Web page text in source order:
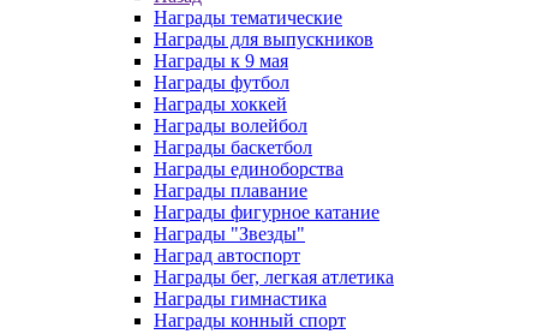
Награды тематические
Награды для выпускников
Награды к 9 мая
Награды футбол
Награды хоккей
Награды волейбол
Награды баскетбол
Награды единоборства
Награды плавание
Награды фигурное катание
Награды "Звезды"
Наград автоспорт
Награды бег, легкая атлетика
Награды гимнастика
Награды конный спорт